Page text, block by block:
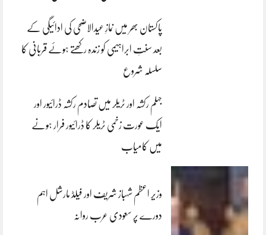
پاکستان بھر میں نمازِ عیدالاضحی کی ادائیگی کے
بعد سنتِ ابراہیمی کو زندہ رکھتے ہوئے قربانی کا
سلسلہ شروع
جہلم رکشہ اور ٹریلر میں تصادم رکشہ ڈرائیور اور
ایک عورت زخمی ٹریلر کا ڈرائیور فرار ہونے
میں کامیاب
وزیر اعظم شہباز شریف اور فیلڈ مارشل اہم
دورے پر سعودی عرب روانہ